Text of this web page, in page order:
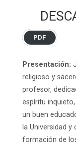
PDF
Presentación:
religioso y
profesor,
espíritu
un buen
la Universidad
formación de